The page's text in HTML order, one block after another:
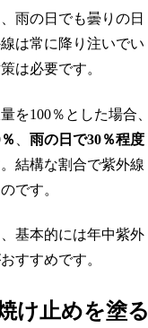
雨の日でも曇りの日
は常に降り注いでい
は必要です。
を100％とした場合、
、雨の日で30％程度
結構な割合で紫外線
です。
基本的には年中紫外
すすめです。
け止めを塗る